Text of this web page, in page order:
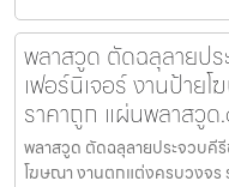
พลาสวูด ตัดฉลุลายป
เฟอร์นิเจอร์ งานป้าย
ราคาถูก แผ่นพลาสวู
พลาสวูด ตัดฉลุลายประจวบคี
โฆษณา งานตกแต่งครบวงจ